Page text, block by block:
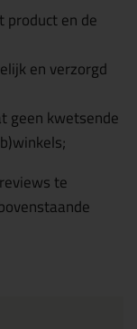
en de
en verzorgd
geen kwetsende
te